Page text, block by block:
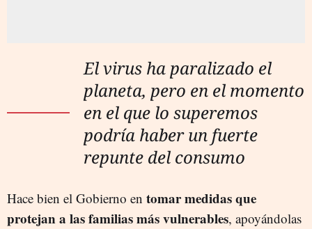
El virus ha paralizado el
planeta, pero en el momento
en el que lo superemos
podría haber un fuerte
repunte del consumo
Hace bien el Gobierno en tomar medidas que
protejan a las familias más vulnerables, apoyándolas